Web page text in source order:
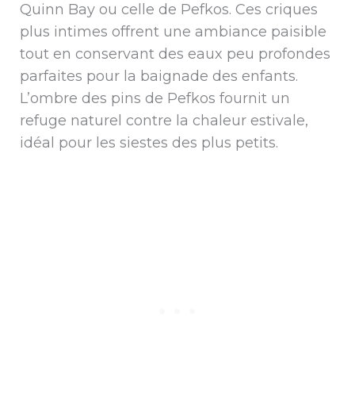
Quinn Bay ou celle de Pefkos. Ces criques
plus intimes offrent une ambiance paisible
tout en conservant des eaux peu profondes
parfaites pour la baignade des enfants.
L’ombre des pins de Pefkos fournit un
refuge naturel contre la chaleur estivale,
idéal pour les siestes des plus petits.